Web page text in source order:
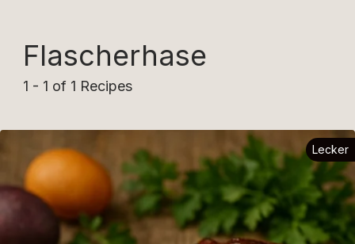
Flascherhase
1 - 1 of 1 Recipes
Lecker